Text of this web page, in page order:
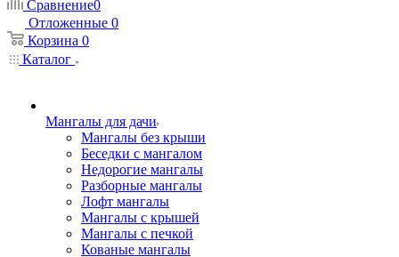
Сравнение0
Отложенные 0
Корзина 0
Каталог
Мангалы для дачи
Мангалы без крыши
Беседки с мангалом
Недорогие мангалы
Разборные мангалы
Лофт мангалы
Мангалы с крышей
Мангалы с печкой
Кованые мангалы